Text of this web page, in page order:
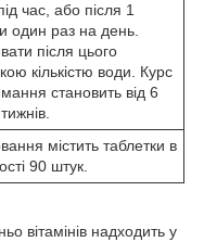
час, або після 1
один раз на день.
після цього
кількістю води. Курс
становить від 6
містить таблетки в
90 штук.
вітамінів надходить у